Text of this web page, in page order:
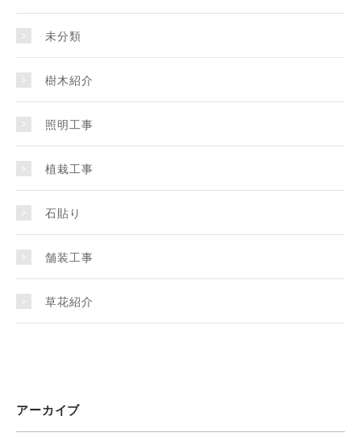
未分類
樹木紹介
照明工事
植栽工事
石貼り
舗装工事
草花紹介
アーカイブ